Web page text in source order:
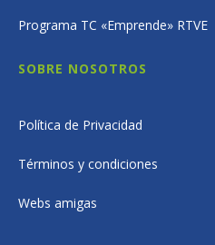
Programa TC «Emprende» RTVE
SOBRE NOSOTROS
Política de Privacidad
Términos y condiciones
Webs amigas